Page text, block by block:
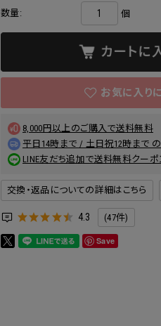
数量: 個
8,000円以上のご購入で送料無料
平日14時まで / 土日祝12時まで
LINE友だち追加で送料無料クーポ
交換・返品についての詳細はこちら
4.3 (47件)
Save